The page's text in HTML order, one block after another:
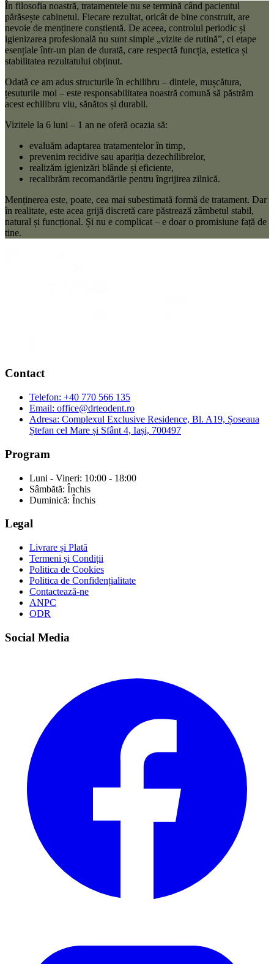
În filosofia noastră, tratamentele nu se termină când pacientul
părăsește cabinetul. Fiecare rezultat, oricât de bine construit, are
nevoie de menținere conștientă. De aceea, controlul periodic și
igienizarea profesională nu sunt simple „vizite de rutină”, ci etape
esențiale într-un plan de durată, care respectă funcția, estetica și
stabilitatea rezultatului obținut.
Odată ce am adus structurile în echilibru – dintele, mușcătura,
țesuturile moi – este responsabilitatea noastră comună să păstrăm
acest echilibru viu, sănătos și durabil.
Vizitele la 6 luni – 1 an ne oferă ocazia să:
evaluăm adaptarea tratamentelor în timp,
prevenim recidive sau apariția dezechilibrelor,
realizăm igienizări blânde și eficiente,
recalibrăm recomandările pentru îngrijirea zilnică.
Menținerea este, poate, cea mai subestimată formă de tratament. Dar
în realitate, este acea grijă discretă care păstrează zâmbetul stabil,
natural și funcțional. Și nu e complicat – e doar o promisiune față de
tine.
Contact
Telefon: +40 770 566 135
Email: office@drteodent.ro
Adresa: Complexul Exclusive Residence, Bl. A19, Șoseaua
Ștefan cel Mare și Sfânt 4, Iași, 700497
Program
Luni - Vineri: 10:00 - 18:00
Sâmbătă: Închis
Duminică: Închis
Legal
Livrare și Plată
Termeni și Condiții
Politica de Cookies
Politica de Confidențialitate
Contactează-ne
ANPC
ODR
Social Media